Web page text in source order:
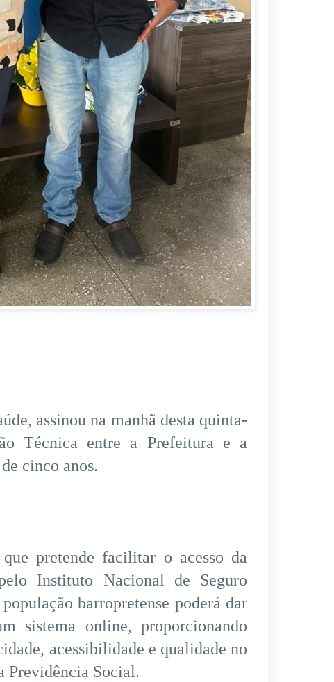
assinou na manhã desta quinta-
Técnica entre a Prefeitura e a
cinco anos.
pretende facilitar o acesso da
Instituto Nacional de Seguro
barropretense poderá dar
sistema online, proporcionando
acessibilidade e qualidade no
Previdência Social.